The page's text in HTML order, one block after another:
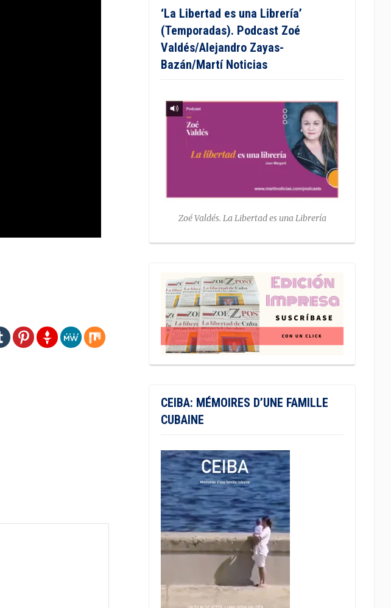
‘La Libertad es una Librería’
(Temporadas). Podcast Zoé
Valdés/Alejandro Zayas-
Bazán/Martí Noticias
Zoé Valdés. La Libertad es una Librería
CEIBA: MÉMOIRES D’UNE FAMILLE
CUBAINE